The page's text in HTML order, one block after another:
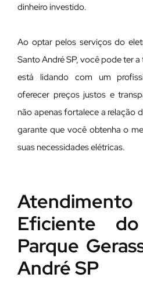
dinheiro investido.
Ao optar pelos serviços do
Santo André SP, você pode ter
está lidando com um
oferecer preços justos e
não apenas fortalece a relação
garante que você obtenha o
suas necessidades elétricas.
Eficiente
Parque
André SP